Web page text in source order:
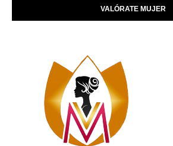
VALÓRATE MUJER